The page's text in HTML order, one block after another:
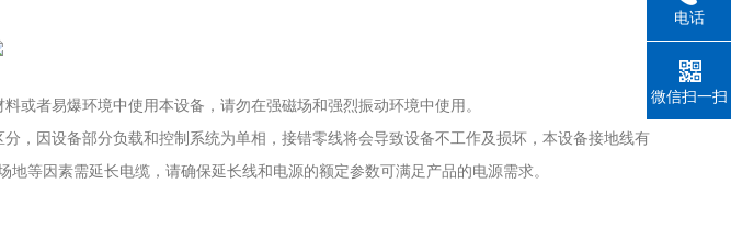
或者易爆环境中使用本设备，请勿在强磁场和强烈振动环境中使用。
，因设备部分负载和控制系统为单相，接错零线将会导致设备不工作及损坏，本设备接地线有
等因素需延长电缆，请确保延长线和电源的额定参数可满足产品的电源需求。
电话
微信扫一扫